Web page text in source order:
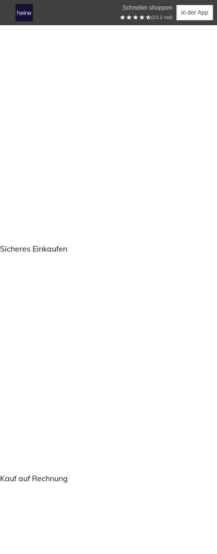
Schneller shoppen
(13.2 tsd)
in der App
Sicheres Einkaufen
Kauf auf Rechnung